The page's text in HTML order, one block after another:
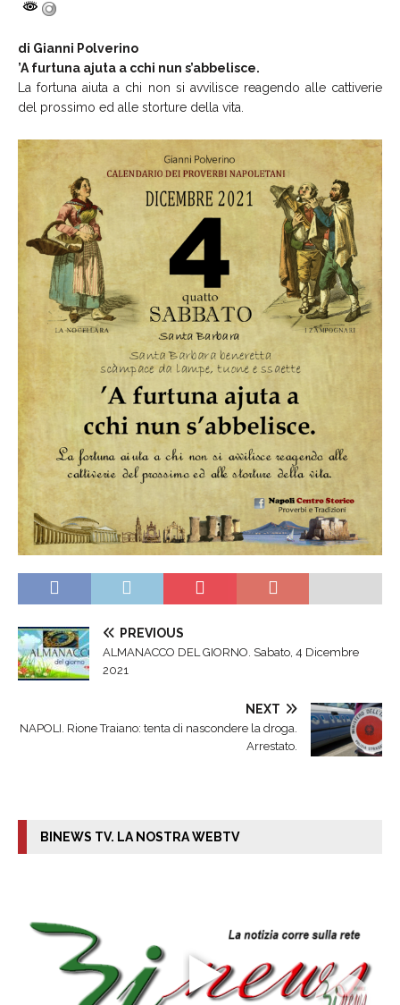
di Gianni Polverino
’A furtuna ajuta a cchi nun s’abbelisce.
La fortuna aiuta a chi non si avvilisce reagendo alle cattiverie
del prossimo ed alle storture della vita.
PREVIOUS
ALMANACCO DEL GIORNO. Sabato, 4 Dicembre
2021
NEXT
NAPOLI. Rione Traiano: tenta di nascondere la droga.
Arrestato.
BINEWS TV. LA NOSTRA WEBTV